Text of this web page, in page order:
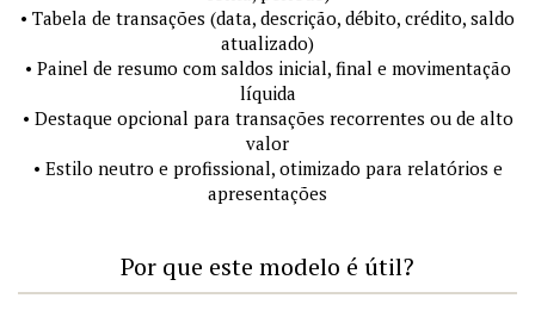
• Tabela de transações (data, descrição, débito, crédito, saldo
atualizado)
• Painel de resumo com saldos inicial, final e movimentação
líquida
• Destaque opcional para transações recorrentes ou de alto
valor
• Estilo neutro e profissional, otimizado para relatórios e
apresentações
Por que este modelo é útil?